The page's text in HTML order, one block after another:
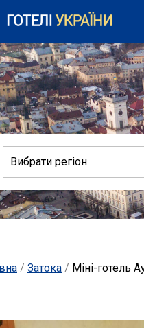
Вибрати регіон
/ Затока / Міні-готель